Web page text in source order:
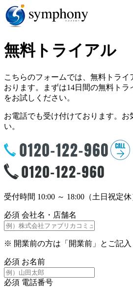
無料トライアル
こちらのフォームでは、無料トライ
おります。まずは14日間の無料トラ
をお試しください。
お電話でも受け付けております。お
い。
受付時間 10:00 ～ 18:00（土日祝定休
必須 会社名・店舗名
※ 開業前の方は「開業前」とご記
必須 お名前
必須 電話番号